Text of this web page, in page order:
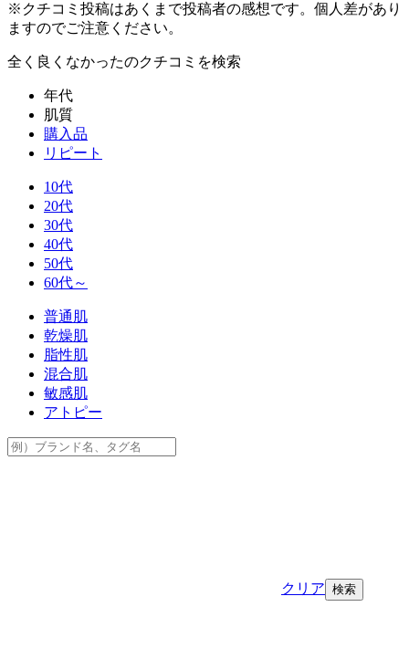
※クチコミ投稿はあくまで投稿者の感想です。個人差があり
ますのでご注意ください。
全く良くなかったのクチコミを検索
年代
肌質
購入品
リピート
10代
20代
30代
40代
50代
60代～
普通肌
乾燥肌
脂性肌
混合肌
敏感肌
アトピー
クリア